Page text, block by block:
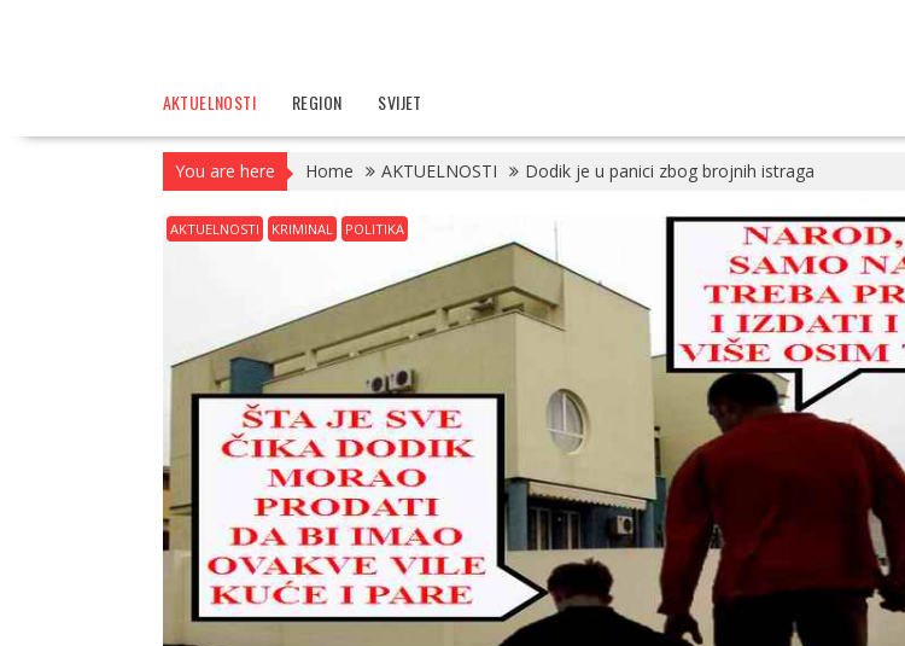
AKTUELNOSTI REGION SVIJET
You are here Home AKTUELNOSTI Dodik je u panici zbog brojnih istraga
AKTUELNOSTI KRIMINAL POLITIKA